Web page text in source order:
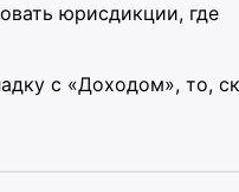
юрисдикции, где
с «Доходом», то,